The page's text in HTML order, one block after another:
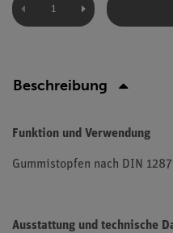
Beschreibung
Funktion und Verwendung
Gummistopfen nach DIN
Ausstattung und technische